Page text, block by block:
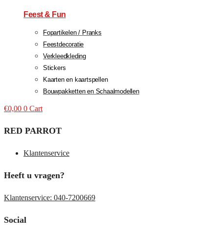
Feest & Fun
Fopartikelen / Pranks
Feestdecoratie
Verkleedkleding
Stickers
Kaarten en kaartspellen
Bouwpakketten en Schaalmodellen
€0,00 0 Cart
RED PARROT
Klantenservice
Heeft u vragen?
Klantenservice: 040-7200669
Social